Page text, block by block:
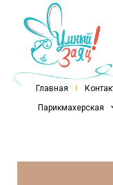
Главная
Парикмахерская